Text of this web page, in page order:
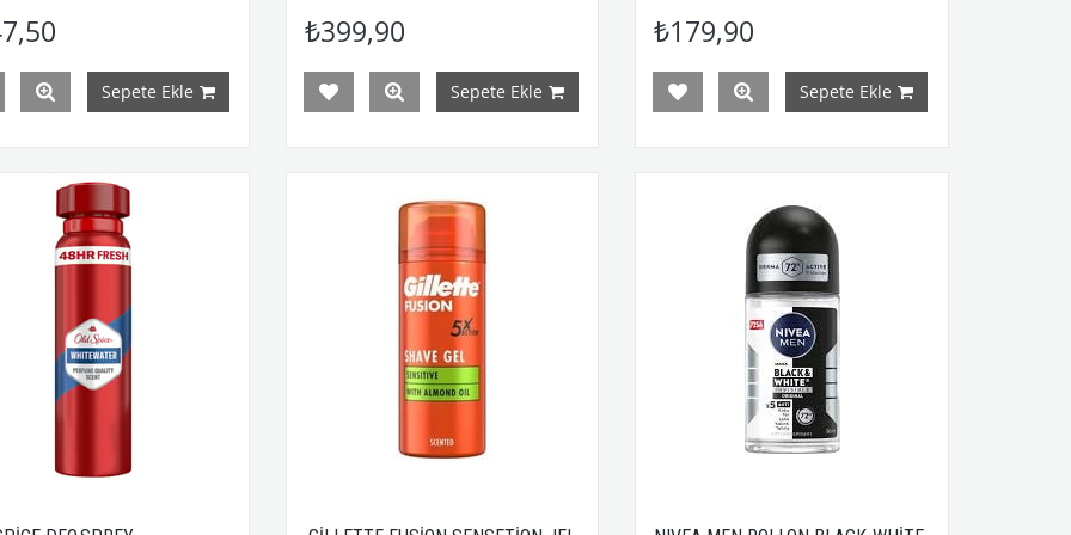
Sepete Ekle
₺399,90
Sepete Ekle
₺179,90
Sepete Ekle